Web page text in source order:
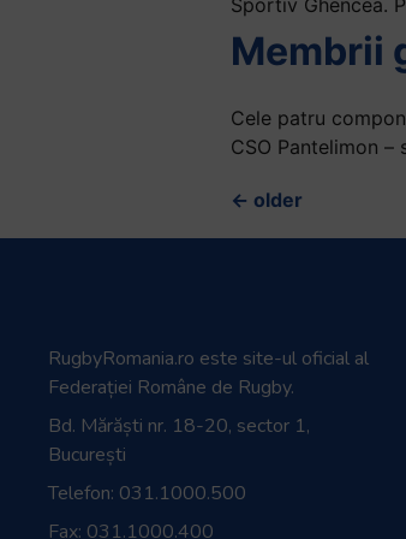
Membrii
Cele patru
CSO Pantelimon
← older
RugbyRomania.ro este site-ul oficial al
Federației Române de Rugby.
Bd. Mărăști nr. 18-20, sector 1,
București
Telefon: 031.1000.500
Fax: 031.1000.400